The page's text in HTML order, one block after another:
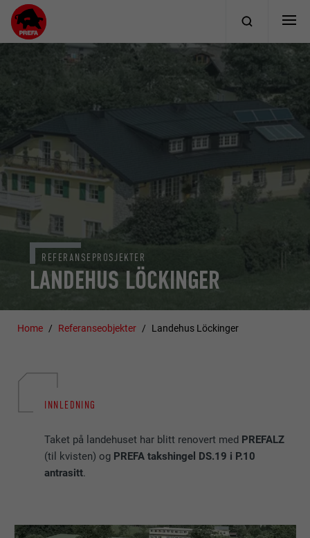
LANDEHUS LÖCKINGER
REFERANSEPROSJEKTER
Home Referanseobjekter Landehus Löckinger
INNLEDNING
Taket på landehuset har blitt renovert med PREFALZ
(til kvisten) og PREFA takshingel DS.19 i P.10
antrasitt.